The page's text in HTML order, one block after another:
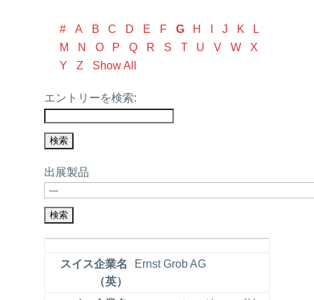
# A B C D E F G H J K
L
M
N O P Q R S T U V W
X
Y
Z Show All
エントリーを検索:
出展製品
Ernst Grob AG